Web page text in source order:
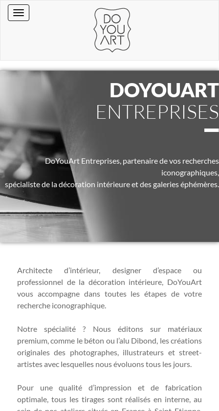
DOYOUART
ENTREPRISES
DoYouArt Entreprises, partenaire de vos recherches
iconographiques,
spécialiste de la décoration intérieure et des galeries éphémères.
Architecte d’intérieur, designer d’espace ou
professionnel de la décoration intérieure, DoYouArt
vous accompagne dans toutes les étapes de votre
recherche iconographique.
Notre spécialité ? Nous éditons sur matériaux
premium, comme le béton ou l’alu Dibond, les créations
originales des photographes, illustrateurs et street-
artistes avec lesquelles nous évoluons tous les jours.
Pour une qualité d’impression et de fabrication
optimale, tous les tirages sont réalisés en interne, au